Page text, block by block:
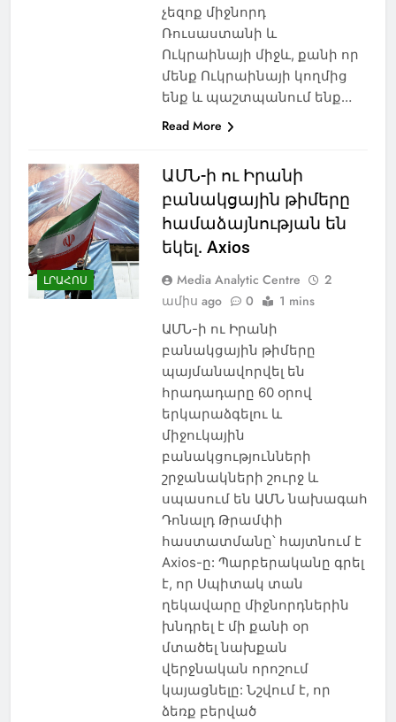
չեզոք միջնորդ
Ռուսաստանի և
Ուկրաինայի միջև, քանի որ
մենք Ուկրաինայի կողմից
ենք և պաշտպանում ենք…
Read More
ԼՐԱՀՈՍ
ԱՄՆ-ի ու Իրանի
բանակցային թիմերը
համաձայնության են
եկել. Axios
Media Analytic Centre
2
ամիս ago
0 1 mins
ԱՄՆ-ի ու Իրանի
բանակցային թիմերը
պայմանավորվել են
հրադադարը 60 օրով
երկարաձգելու և
միջուկային
բանակցությունների
շրջանակների շուրջ և
սպասում են ԱՄՆ նախագահ
Դոնալդ Թրամփի
հաստատմանը՝ հայտնում է
Axios-ը: Պարբերականը գրել
է, որ Սպիտակ տան
ղեկավարը միջնորդներին
խնդրել է մի քանի օր
մտածել նախքան
վերջնական որոշում
կայացնելը: Նշվում է, որ
ձեռք բերված